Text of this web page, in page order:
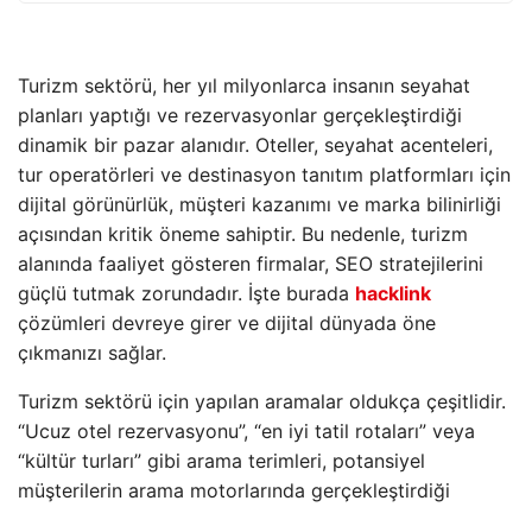
Turizm sektörü, her yıl milyonlarca insanın seyahat
planları yaptığı ve rezervasyonlar gerçekleştirdiği
dinamik bir pazar alanıdır. Oteller, seyahat acenteleri,
tur operatörleri ve destinasyon tanıtım platformları için
dijital görünürlük, müşteri kazanımı ve marka bilinirliği
açısından kritik öneme sahiptir. Bu nedenle, turizm
alanında faaliyet gösteren firmalar, SEO stratejilerini
güçlü tutmak zorundadır. İşte burada hacklink
çözümleri devreye girer ve dijital dünyada öne
çıkmanızı sağlar.
Turizm sektörü için yapılan aramalar oldukça çeşitlidir.
“Ucuz otel rezervasyonu”, “en iyi tatil rotaları” veya
“kültür turları” gibi arama terimleri, potansiyel
müşterilerin arama motorlarında gerçekleştirdiği